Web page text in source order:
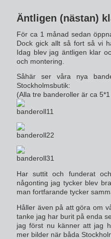
Äntligen (nästan)
För ca 1 månad sedan
Dock gick allt så fort så vi
Idag blev jag äntligen klar
och montering.
Såhär ser våra nya
Stockholmsbutik:
(Alla tre banderoller är ca
Har suttit och funderat
någonting jag tycker blev
man fortfarande tycker
Håller även på att göra om
tanke jag har burit på enda
jag först nu känner att jag
mer bilder när båda